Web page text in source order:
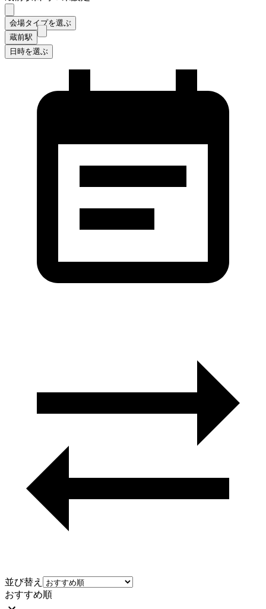
会場タイプを選ぶ
蔵前駅
日時を選ぶ
並び替え
おすすめ順